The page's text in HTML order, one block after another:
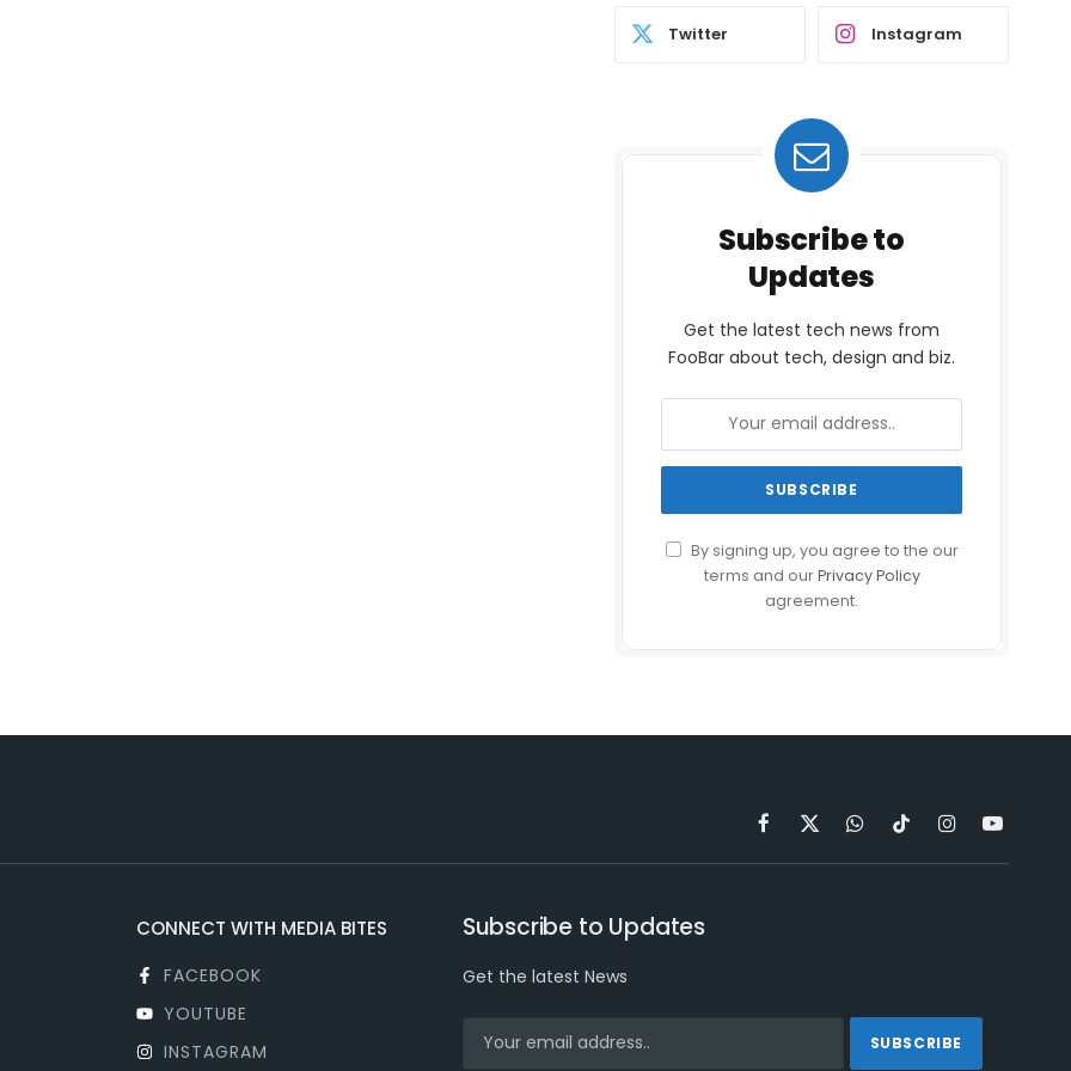
Twitter Instagram
Subscribe to
Updates
Get the latest tech news from
FooBar about tech, design and biz.
By signing up, you agree to the our
terms and ourPrivacy Policy
agreement.
Facebook
X
(Twitter)
WhatsApp
TikTokInstagramYouTube
CONNECT WITH MEDIA BITES
FACEBOOK
YOUTUBE
INSTAGRAM
Subscribe to Updates
Get the latest News